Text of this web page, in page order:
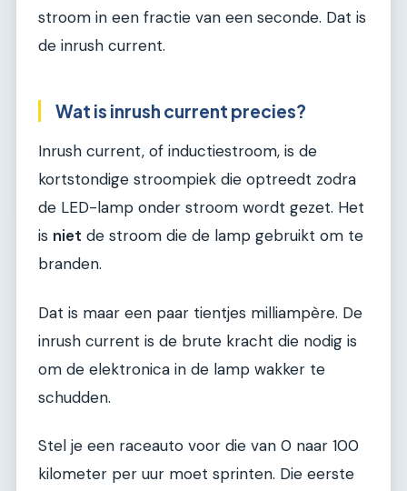
stroom in een fractie van een seconde. Dat is
de inrush current.
Wat is inrush current precies?
Inrush current, of inductiestroom, is de
kortstondige stroompiek die optreedt zodra
de LED-lamp onder stroom wordt gezet. Het
is niet de stroom die de lamp gebruikt om te
branden.
Dat is maar een paar tientjes milliampère. De
inrush current is de brute kracht die nodig is
om de elektronica in de lamp wakker te
schudden.
Stel je een raceauto voor die van 0 naar 100
kilometer per uur moet sprinten. Die eerste